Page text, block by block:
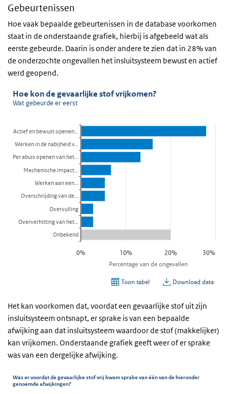
Gebeurtenissen
Hoe vaak bepaalde gebeurtenissen in de database voorkomen
staat in de onderstaande grafiek, hierbij is afgebeeld wat als
eerste gebeurde. Daarin is onder andere te zien dat in 28% van
de onderzochte ongevallen het insluitsysteem bewust en actief
werd geopend.
Het kan voorkomen dat, voordat een gevaarlijke stof uit zijn
insluitsysteem ontsnapt, er sprake is van een bepaalde
afwijking aan dat insluitsysteem waardoor de stof (makkelijker)
kan vrijkomen. Onderstaande grafiek geeft weer of er sprake
was van een dergelijke afwijking.